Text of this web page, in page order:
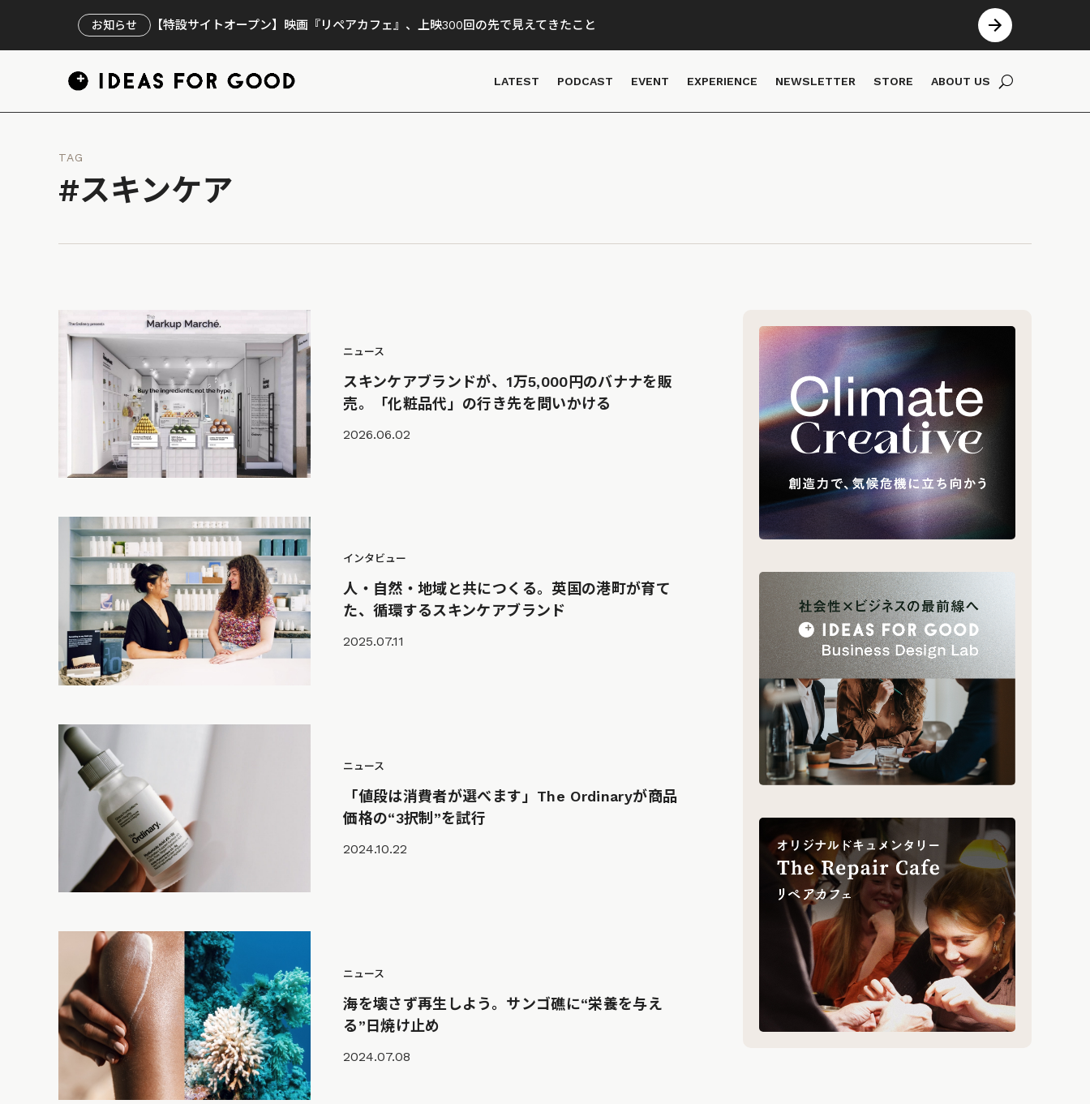
お知らせ 【特設サイトオープン】映画『リペアカフェ』、上映300回の先で見えてきたこと
LATEST PODCAST EVENT EXPERIENCE NEWSLETTER STORE ABOUT US
TAG
#スキンケア
ニュース
スキンケアブランドが、1万5,000円のバナナを販
売。「化粧品代」の行き先を問いかける
2026.06.02
インタビュー
人・自然・地域と共につくる。英国の港町が育て
た、循環するスキンケアブランド
2025.07.11
ニュース
「値段は消費者が選べます」The Ordinaryが商品
価格の“3択制”を試行
2024.10.22
ニュース
海を壊さず再生しよう。サンゴ礁に“栄養を与え
る”日焼け止め
2024.07.08